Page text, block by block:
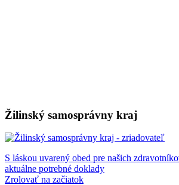
Žilinský samosprávny kraj
S láskou uvarený obed pre našich
aktuálne potrebné doklady
Zrolovať na začiatok